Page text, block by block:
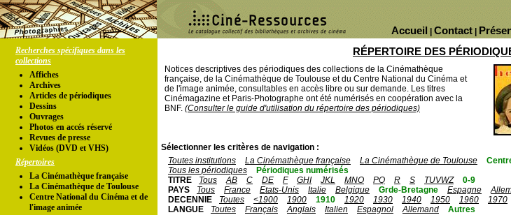
Contact
Accueil
Recherches spécifiques dans les
collections
Affiches
Archives
Articles de périodiques
Dessins
Ouvrages
Photos en accés réservé
Revues de presse
Vidéos (DVD et VHS)
Répertoires
La Cinémathèque française
La Cinémathèque de Toulouse
Centre National du Cinéma et de
l'image animée
RÉPERTOIRE DES
Notices descriptives des périodiques des collections de la Cinémathèque
française, de la Cinémathèque de Toulouse et du Centre National du Cinéma et
de l'image animée, consultables en accès libre ou sur demande. Les titres
Cinémagazine et Paris-Photographe ont été numérisés en coopération avec la
BNF. (Consulter le guide d'utilisation du répertoire des périodiques)
Sélectionner les critères de navigation :
Toutes institutions
La Cinémathèque française La Cinémathèque de Toulouse
Tous les périodiques
Périodiques numérisés
TITRE
Tous AB C DE F GHI JKL MNO PQ R S TUVWZ
0-9
PAYS
Tous France Etats-Unis Italie Belgique Grde-Bretagne Espagne
DECENNIE
Toutes <1900 1900 1910 1920 1930 1940 1950 1960 1970
LANGUE
Toutes Français Anglais Italien Espagnol Allemand
Autres